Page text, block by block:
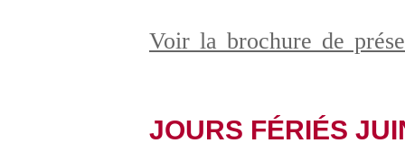
Voir la brochure de
JOURS FÉRIÉS